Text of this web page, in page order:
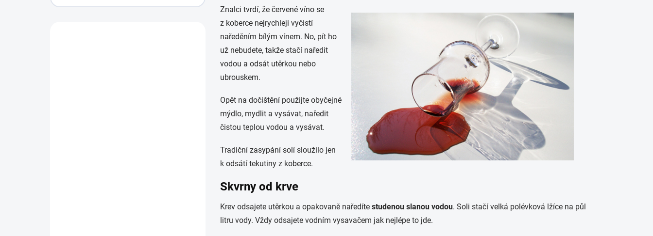
Znalci tvrdí, že červené víno se
z koberce nejrychleji vyčistí
naředěním bílým vínem. No, pít ho
už nebudete, takže stačí naředit
vodou a odsát utěrkou nebo
ubrouskem.
Opět na dočištění použijte obyčejné
mýdlo, mydlit a vysávat, naředit
čistou teplou vodou a vysávat.
Tradiční zasypání solí sloužilo jen
k odsátí tekutiny z koberce.
Skvrny od krve
Krev odsajete utěrkou a opakovaně naředíte studenou slanou vodou. Soli stačí velká polévková lžíce na půl
litru vody. Vždy odsajete vodním vysavačem jak nejlépe to jde.